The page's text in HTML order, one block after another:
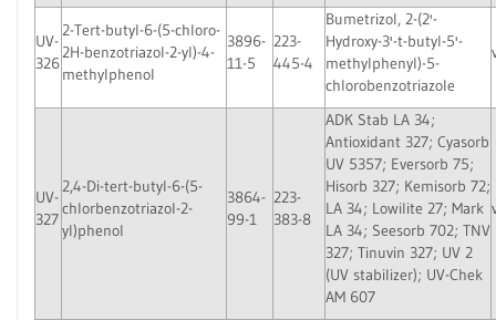
UV-
326
2-Tert-butyl-6-(5-chloro-
2H-benzotriazol-2-yl)-4-
methylphenol
3896-
11-5
223-
445-4
Bumetrizol, 2-(2'-
Hydroxy-3'-t-butyl-5'-
methylphenyl)-5-
chlorobenzotriazole
UV-
327
2,4-Di-tert-butyl-6-(5-
chlorbenzotriazol-2-
yl)phenol
3864-
99-1
223-
383-8
ADK Stab LA 34;
Antioxidant 327; Cyasorb
UV 5357; Eversorb 75;
Hisorb 327; Kemisorb 72;
LA 34; Lowilite 27; Mark
LA 34; Seesorb 702; TNV
327; Tinuvin 327; UV 2
(UV stabilizer); UV-Chek
AM 607